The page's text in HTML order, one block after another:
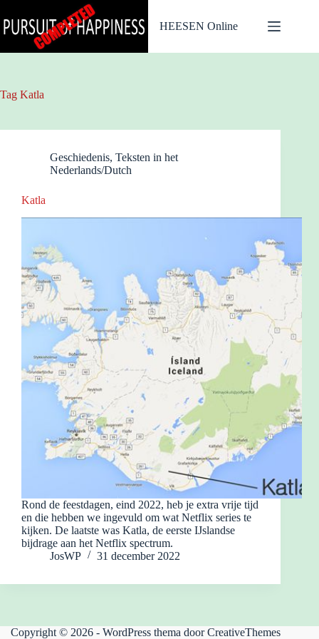
naar
de
HEESEN Online
Tag Katla
Geschiedenis, Teksten in het
Nederlands/Dutch
Katla
Rond de feestdagen, eind 2022, heb je extra vrije tijd
en die hebben we ingevuld om wat Netflix series te
kijken. De laatste was Katla, de eerste IJslandse
bijdrage aan het Netflix spectrum.
JosWP
31 december 2022
Copyright © 2026 - WordPress thema doorCreativeThemes